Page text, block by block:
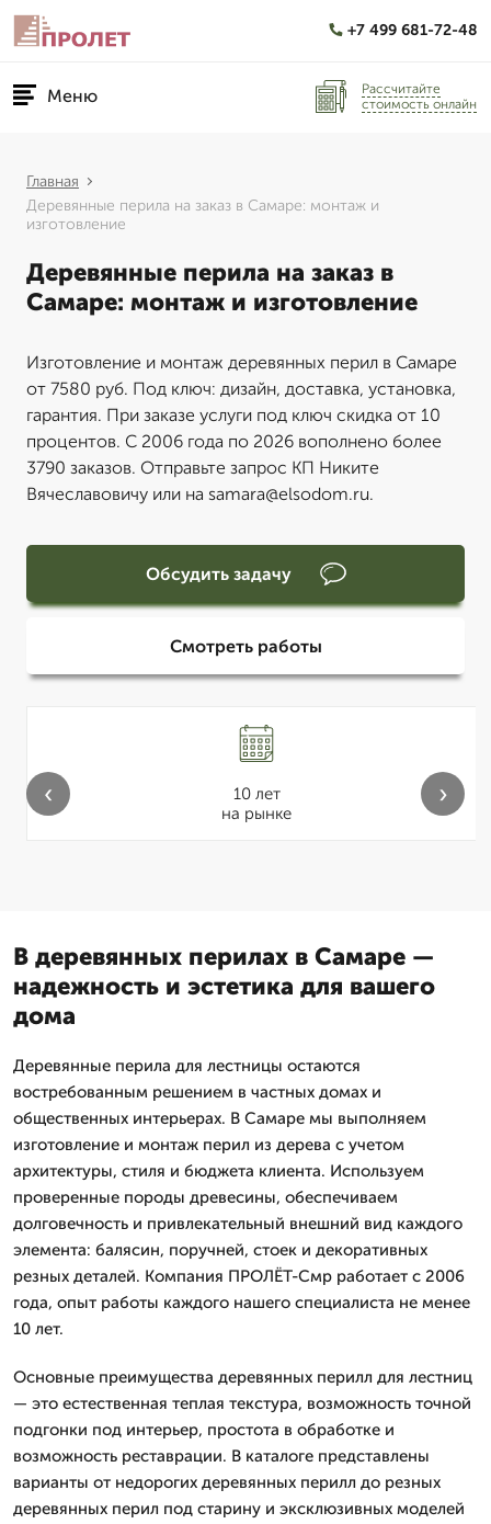
+7 499 681-72-48
Меню
Рассчитайте
стоимость онлайн
Главная
Деревянные перила на заказ в Самаре: монтаж и
изготовление
Деревянные перила на заказ в
Самаре: монтаж и изготовление
Изготовление и монтаж деревянных перил в Самаре
от 7580 руб. Под ключ: дизайн, доставка, установка,
гарантия. При заказе услуги под ключ скидка от 10
процентов. С 2006 года по 2026 вополнено более
3790 заказов. Отправьте запрос КП Никите
Вячеславовичу или на samara@elsodom.ru.
Обсудить задачу
Смотреть работы
10 лет
на рынке
‹ ›
В деревянных перилах в Самаре —
надежность и эстетика для вашего
дома
Деревянные перила для лестницы остаются
востребованным решением в частных домах и
общественных интерьерах. В Самаре мы выполняем
изготовление и монтаж перил из дерева с учетом
архитектуры, стиля и бюджета клиента. Используем
проверенные породы древесины, обеспечиваем
долговечность и привлекательный внешний вид каждого
элемента: балясин, поручней, стоек и декоративных
резных деталей. Компания ПРОЛЁТ-Смр работает с 2006
года, опыт работы каждого нашего специалиста не менее
10 лет.
Основные преимущества деревянных перилл для лестниц
— это естественная теплая текстура, возможность точной
подгонки под интерьер, простота в обработке и
возможность реставрации. В каталоге представлены
варианты от недорогих деревянных перилл до резных
деревянных перил под старину и эксклюзивных моделей